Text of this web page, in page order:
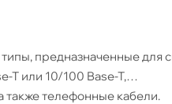
предназначенные для
T или 10/100 Base-T,
также телефонные кабели.